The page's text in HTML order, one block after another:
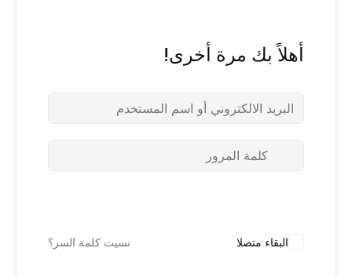
أهلاً بك مرة أخرى!
البقاء متصلا نسيت كلمة السر؟